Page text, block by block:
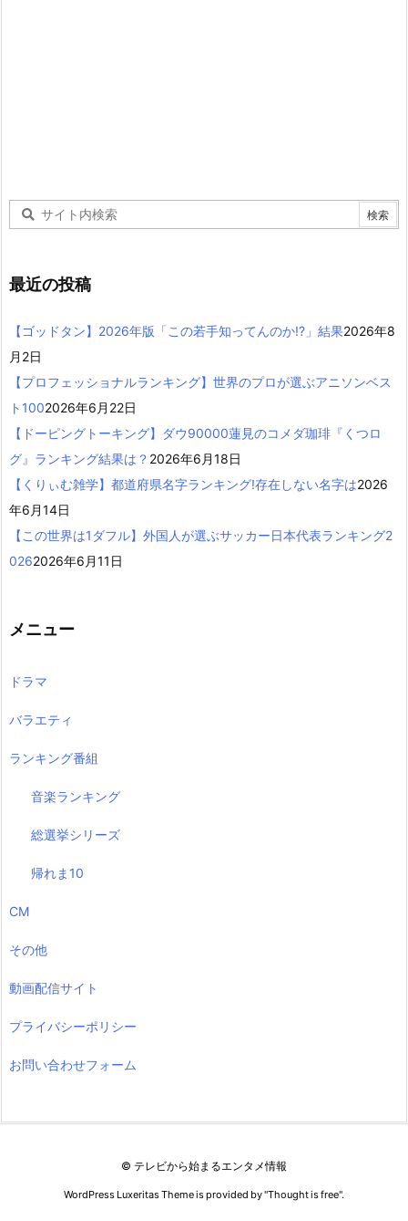
最近の投稿
【ゴッドタン】2026年版「この若手知ってんのか!?」結果2026年8
月2日
【プロフェッショナルランキング】世界のプロが選ぶアニソンベス
ト1002026年6月22日
【ドーピングトーキング】ダウ90000蓮見のコメダ珈琲『くつロ
グ』ランキング結果は？ 2026年6月18日
【くりぃむ雑学】都道府県名字ランキング!存在しない名字は2026
年6月14日
【この世界は1ダフル】外国人が選ぶサッカー日本代表ランキング2
0262026年6月11日
メニュー
ドラマ
バラエティ
ランキング番組
音楽ランキング
総選挙シリーズ
帰れま10
CM
その他
動画配信サイト
プライバシーポリシー
お問い合わせフォーム
© テレビから始まるエンタメ情報
WordPress Luxeritas Theme is provided by "Thought is free".